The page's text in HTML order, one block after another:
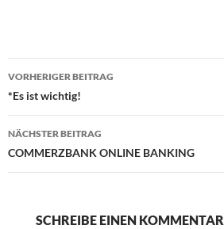
Beitragsnavigation
VORHERIGER BEITRAG
*Es ist wichtig!
NÄCHSTER BEITRAG
COMMERZBANK ONLINE BANKING
SCHREIBE EINEN KOMMENTAR